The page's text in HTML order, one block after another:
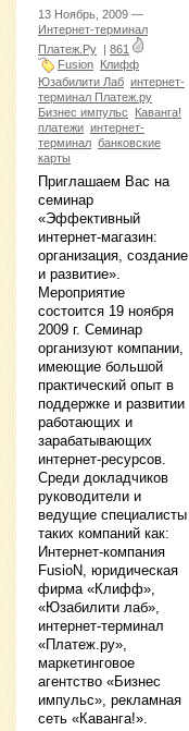
13 Ноябрь, 2009 —
Интернет-терминал
Платеж.Ру | 861
Fusion Клифф
Юзабилити Лаб интернет-
терминал Платеж.ру
Бизнес импульс
Каванга!
платежи интернет-
терминал банковские
карты
Приглашаем Вас на
семинар
«Эффективный
интернет-магазин:
организация, создание
и развитие».
Мероприятие
состоится 19 ноября
2009 г. Семинар
организуют компании,
имеющие большой
практический опыт в
поддержке и развитии
работающих и
зарабатывающих
интернет-ресурсов.
Среди докладчиков
руководители и
ведущие специалисты
таких компаний как:
Интернет-компания
FusioN, юридическая
фирма «Клифф»,
«Юзабилити лаб»,
интернет-терминал
«Платеж.ру»,
маркетинговое
агентство «Бизнес
импульс», рекламная
сеть «Каванга!».